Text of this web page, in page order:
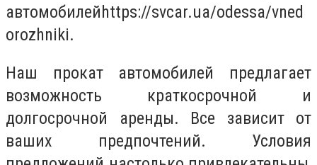
автомобилейhttps://svcar.ua/odessa/vned
orozhniki.
Наш прокат автомобилей предлагает
возможность краткосрочной и
долгосрочной аренды. Все зависит от
ваших предпочтений. Условия